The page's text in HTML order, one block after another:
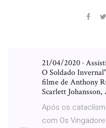
21/04/2020 ·
O Soldado
filme de Anthony
Scarlett
Após os
com Os